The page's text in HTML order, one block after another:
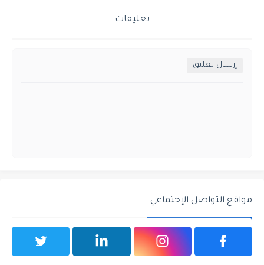
تعليقات
إرسال تعليق
مواقع التواصل الإجتماعي